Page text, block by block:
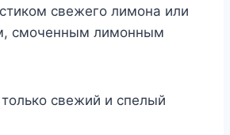
свежего лимона или
смоченным лимонным
свежий и спелый